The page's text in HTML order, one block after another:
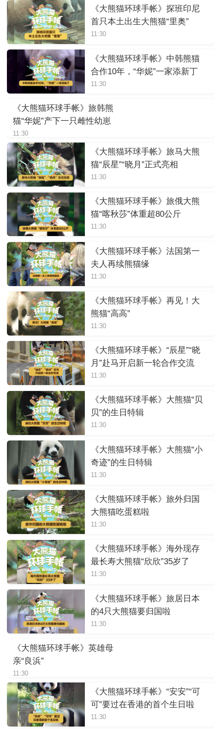
《大熊猫环球手帐》探班印尼
首只本土出生大熊猫“里奥”
11:30
《大熊猫环球手帐》中韩熊猫
合作10年，“华妮”一家添新丁
11:30
《大熊猫环球手帐》旅韩熊
猫“华妮”产下一只雌性幼崽
11:30
《大熊猫环球手帐》旅马大熊
猫“辰星”“晓月”正式亮相
11:30
《大熊猫环球手帐》旅俄大熊
猫“喀秋莎”体重超80公斤
11:30
《大熊猫环球手帐》法国第一
夫人再续熊猫缘
11:30
《大熊猫环球手帐》再见！大
熊猫“高高”
11:30
《大熊猫环球手帐》“辰星”“晓
月”赴马开启新一轮合作交流
11:30
《大熊猫环球手帐》大熊猫“贝
贝”的生日特辑
11:30
《大熊猫环球手帐》大熊猫“小
奇迹”的生日特辑
11:30
《大熊猫环球手帐》旅外归国
大熊猫吃蛋糕啦
11:30
《大熊猫环球手帐》海外现存
最长寿大熊猫“欣欣”35岁了
11:30
《大熊猫环球手帐》旅居日本
的4只大熊猫要归国啦
11:30
《大熊猫环球手帐》英雄母
亲“良浜”
11:30
《大熊猫环球手帐》“安安”“可
可”要过在香港的首个生日啦
11:30